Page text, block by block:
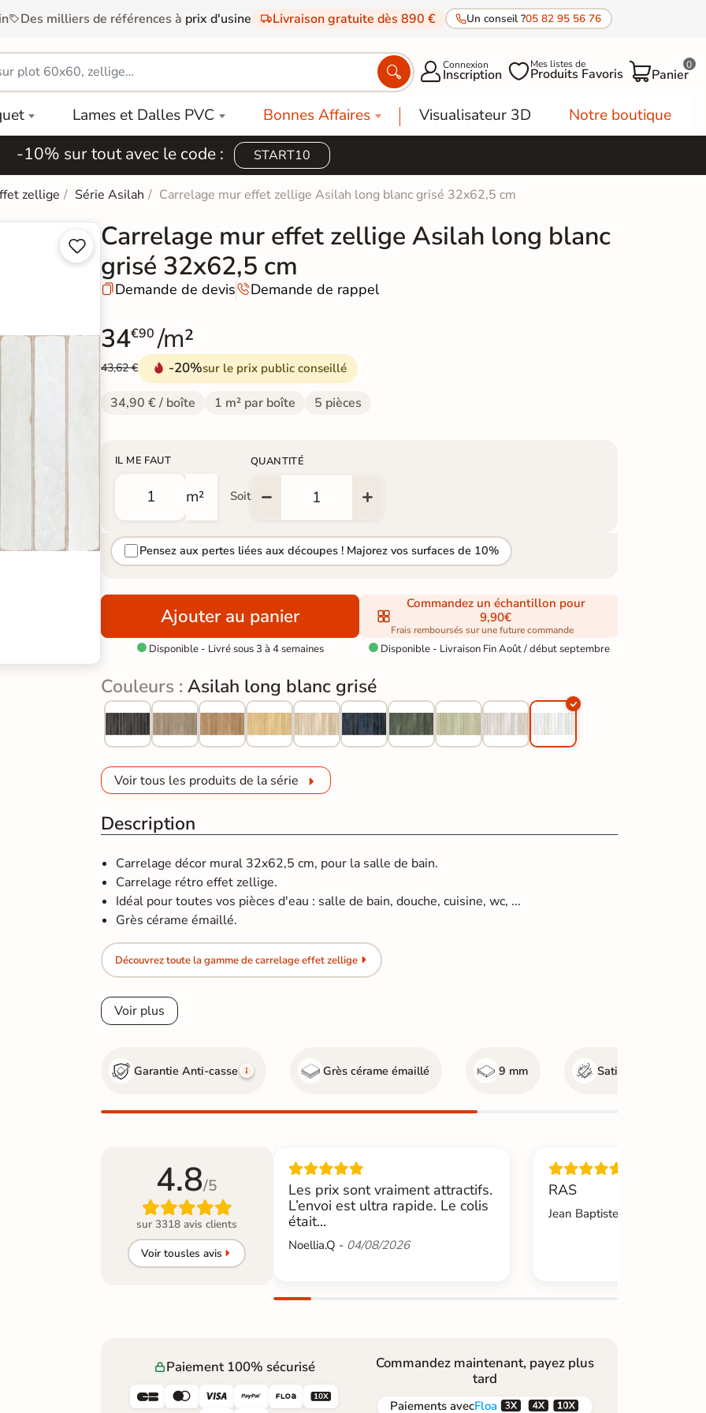
Des milliers de références à prix d'usine Livraison gratuite dès 890 € Un conseil ?05 82 95 56 76
 Connexion
Inscription Mes listes de
Produits Favoris Panier
0
Lames et Dalles PVC Bonnes Affaires Visualisateur 3D Notre boutique
-10% sur tout avec le code : START10
zellige Série Asilah Carrelage mur effet zellige Asilah long blanc grisé 32x62,5 cm


Carrelage mur effet zellige Asilah long blanc
grisé 32x62,5 cm
Demande de devisDemande de rappel
34€90 /m²
43,62 € -20%sur le prix public conseillé
34,90 € / boîte 1 m² par boîte 5 pièces
IL ME FAUT
m² Soit
QUANTITÉ
Pensez aux pertes liées aux découpes ! Majorez vos surfaces de 10%
Ajouter au panier
 Disponible - Livré sous 3 à 4 semaines
Commandez un échantillon pour
9,90€
Frais remboursés sur une future commande
Disponible - Livraison Fin Août / début septembre
Couleurs : Asilah long blanc grisé
Voir tous les produits de la série
Description
Carrelage décor mural 32x62,5 cm, pour la salle de bain.
Carrelage rétro effet zellige.
Idéal pour toutes vos pièces d'eau : salle de bain, douche, cuisine, wc, ...
Grès cérame émaillé.
Découvrez toute la gamme de carrelage effet zellige
Voir plus
Garantie Anti-casse Grès cérame émaillé 9 mm Satinée
4.8/5

sur 3318 avis clients
Voir tousles avis
Les prix sont vraiment attractifs.
L’envoi est ultra rapide. Le colis
était...
Noellia.Q - 04/08/2026
RAS
Jean Baptiste.L -
Paiement 100% sécurisé
     
Commandez maintenant, payez plus
tard
PaiementsavecFloa  